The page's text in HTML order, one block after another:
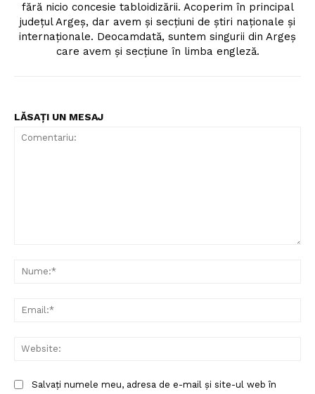
fără nicio concesie tabloidizării. Acoperim în principal
judeţul Argeş, dar avem şi secţiuni de ştiri naţionale şi
internaţionale. Deocamdată, suntem singurii din Argeş
care avem şi secţiune în limba engleză.
LĂSAȚI UN MESAJ
Salvați numele meu, adresa de e-mail și site-ul web în